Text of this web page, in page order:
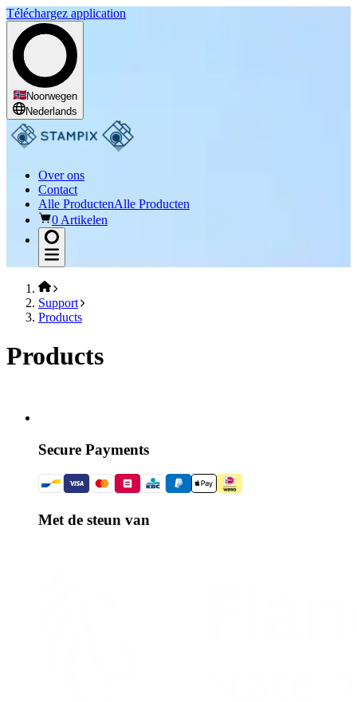
Téléchargez application
Noorwegen
Nederlands
Over ons
Contact
Alle ProductenAlle Producten
0 Artikelen
Support
Products
Products
Secure Payments
Met de steun van